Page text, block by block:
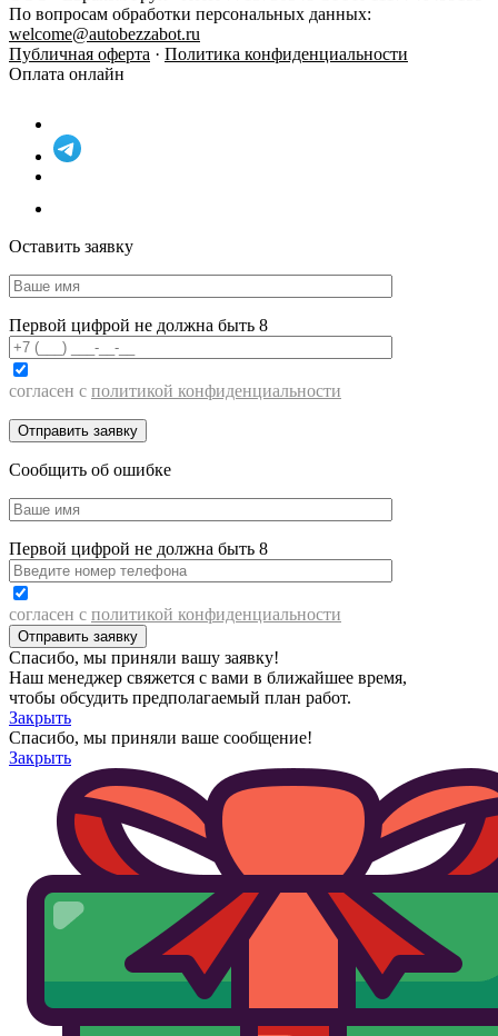
По вопросам обработки персональных данных:
welcome@autobezzabot.ru
Публичная оферта · Политика конфиденциальности
Оплата онлайн
Оставить заявку
Первой цифрой не должна быть 8
согласен с политикой конфиденциальности
Сообщить об ошибке
Первой цифрой не должна быть 8
согласен с политикой конфиденциальности
Спасибо, мы приняли вашу заявку!
Наш менеджер свяжется с вами в ближайшее время,
чтобы обсудить предполагаемый план работ.
Закрыть
Спасибо, мы приняли ваше сообщение!
Закрыть